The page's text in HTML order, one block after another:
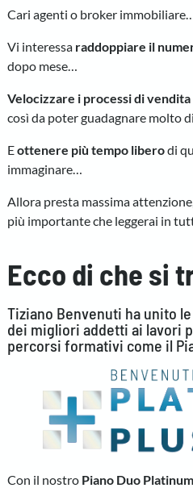
Cari agenti o broker
Vi interessaraddoppiare il
dopo mese…
Velocizzare i processi di
così da poter guadagnare molto
Eottenere più tempo liberodi
immaginare…
Allora presta massima
più importante che leggerai in
Ecco di che si
Tiziano Benvenuti ha unito
dei migliori addetti ai lavori
percorsi formativi come il
Con il nostro Piano Duo